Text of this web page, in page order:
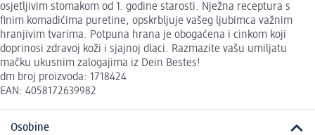
osjetljivim stomakom od 1. godine starosti. Nježna receptura s
finim komadićima puretine, opskrbljuje vašeg ljubimca važnim
hranjivim tvarima. Potpuna hrana je obogaćena i cinkom koji
doprinosi zdravoj koži i sjajnoj dlaci. Razmazite vašu umiljatu
mačku ukusnim zalogajima iz Dein Bestes!
dm broj proizvoda: 1718424
EAN: 4058172639982
Osobine